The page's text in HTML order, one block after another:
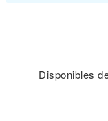
Disponibles